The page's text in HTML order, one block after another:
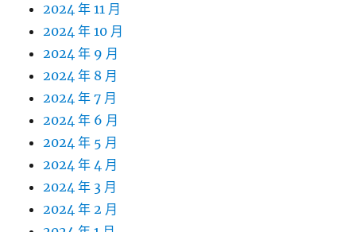
2024 年 11 月
2024 年 10 月
2024 年 9 月
2024 年 8 月
2024 年 7 月
2024 年 6 月
2024 年 5 月
2024 年 4 月
2024 年 3 月
2024 年 2 月